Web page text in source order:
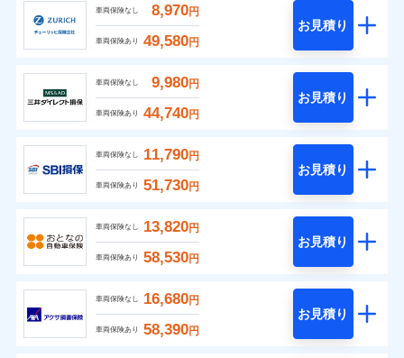
車両保険なし 8,970円
車両保険あり 49,580円
お見積り
車両保険なし 9,980円
車両保険あり 44,740円
お見積り
車両保険なし 11,790円
車両保険あり 51,730円
お見積り
車両保険なし 13,820円
車両保険あり 58,530円
お見積り
車両保険なし 16,680円
車両保険あり 58,390円
お見積り